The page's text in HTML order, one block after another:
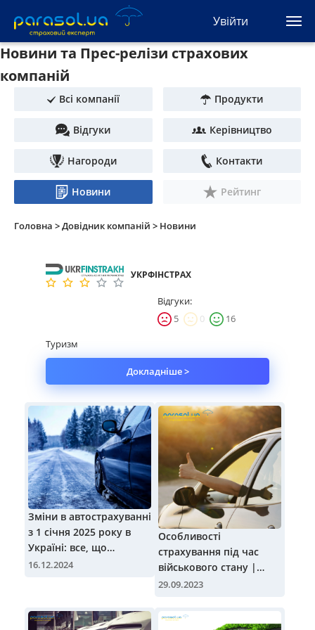
Увійти
(093) 170-33-90
RuEn
Автоцивілка
Зелена карта
Туристична
Автозахист
КАСКО
Майно
Довідник компаній
Новини
Партнерська програма
Реферальна програма
Новини та Прес-релізи страхових
компаній
Всі компанії Продукти
Відгуки Керівництво
Нагороди Контакти
Новини Рейтинг
Головна >Довідник компаній > Новини
УКРФІНСТРАХ
Відгуки:
5
0
16
Туризм
Докладніше >
Зміни в автострахуванні
з 1 січня 2025 року в
Україні: все, що
потрібно знати
16.12.2024
Особливості
страхування під час
військового стану |
Блог Parasol.ua
29.09.2023